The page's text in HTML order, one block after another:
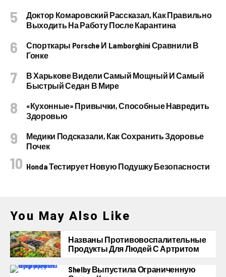
Доктор Комаровский Рассказал, Как Правильно
Выходить На Работу После Карантина
Спорткары Porsche И Lamborghini Сравнили В
Гонке
В Харькове Видели Самый Мощный И Самый
Быстрый Седан В Мире
«Кухонные» Привычки, Способные Навредить
Здоровью
Медики Подсказали, Как Сохранить Здоровье
Почек
Honda Тестирует Новую Подушку Безопасности
You May Also Like
Названы Противовоспалительные
Продукты Для Людей С Артритом
Shelby Выпустила Ограниченную